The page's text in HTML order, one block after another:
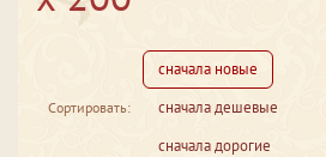
Сортировать:
сначала новые
сначала дешевые
сначала дорогие